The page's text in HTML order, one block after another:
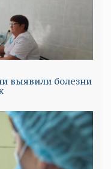
выявили болезни